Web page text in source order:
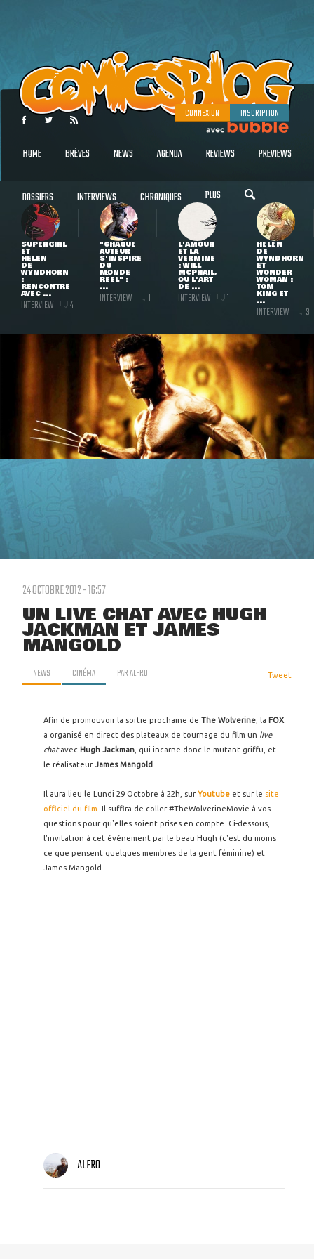
CONNEXION INSCRIPTION
HOME BRÈVES NEWS AGENDA REVIEWS PREVIEWS
DOSSIERS INTERVIEWS CHRONIQUES PLUS
SUPERGIRL
ET
HELEN
DE
WYNDHORN
:
RENCONTRE
AVEC ...
INTERVIEW 4
"CHAQUE
AUTEUR
S'INSPIRE
DU
MONDE
RÉEL" :
...
INTERVIEW 1
L'AMOUR
ET LA
VERMINE
: WILL
MCPHAIL,
OU L'ART
DE ...
INTERVIEW 1
HELEN
DE
WYNDHORN
ET
WONDER
WOMAN :
TOM
KING ET
...
INTERVIEW 3
24 OCTOBRE 2012 - 16:57
UN LIVE CHAT AVEC HUGH
JACKMAN ET JAMES
MANGOLD
NEWS CINÉMA PARALFRO Tweet
Afin de promouvoir la sortie prochaine de The Wolverine , la FOX
a organisé en direct des plateaux de tournage du film un live
chatavec Hugh Jackman , qui incarne donc le mutant griffu, et
le réalisateurJames Mangold
Il aura lieu le Lundi 29 Octobre à 22h, surYoutube et sur le site
officiel du film . Il suffira de coller #TheWolverineMovie à vos
questions pour qu'elles soient prises en compte. Ci-dessous,
l'invitation à cet événement par le beau Hugh (c'est du moins
ce que pensent quelques membres de la gent féminine) et
James Mangold.
ALFRO